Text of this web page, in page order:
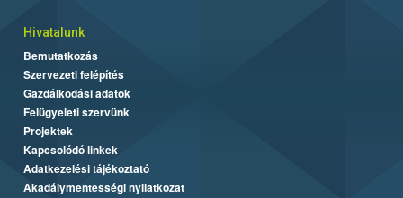
Hivatalunk
Bemutatkozás
Szervezeti felépítés
Gazdálkodási adatok
Felügyeleti szervünk
Projektek
Kapcsolódó linkek
Adatkezelési tájékoztató
Akadálymentességi nyilatkozat